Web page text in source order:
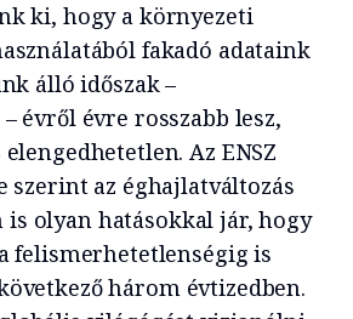
ki, hogy a környezeti
fakadó adataink
álló időszak –
évről évre rosszabb lesz,
Az ENSZ
szerint az éghajlatváltozás
is olyan hatásokkal jár, hogy
felismerhetetlenségig is
három évtizedben.